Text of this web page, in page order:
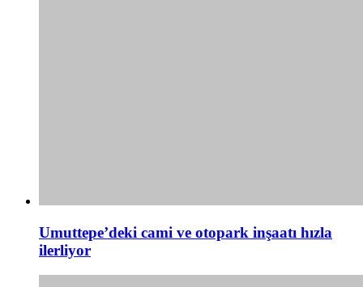
Umuttepe’deki cami ve otopark inşaatı hızla
ilerliyor